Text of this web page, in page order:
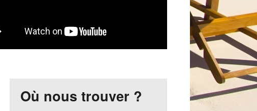
Où nous trouver ?